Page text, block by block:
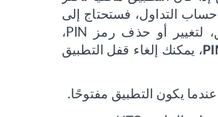
التداول، فستحتاج إلى
إدخال رمز PIN الذي قمت بتعيينه مسبقا للوصول إلى التطبيق، لتغيير أو حذف رمز PIN،
، يمكنك إلغاء قفل التطبيق
يكون التطبيق مفتوحًا.